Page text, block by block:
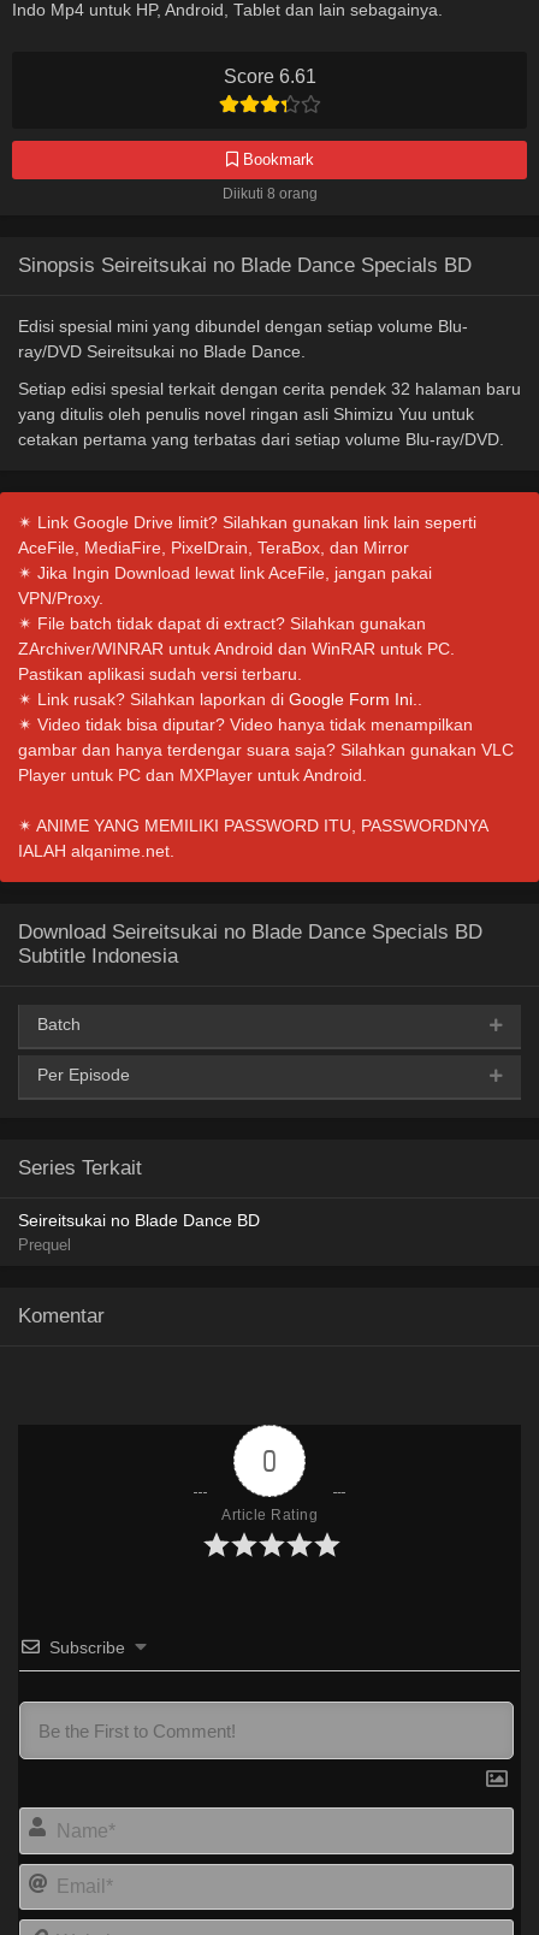
Score 6.61
Bookmark
Diikuti 8 orang
Indo Mp4 untuk HP, Android, Tablet dan lain sebagainya.
Sinopsis Seireitsukai no Blade Dance Specials BD
Edisi spesial mini yang dibundel dengan setiap volume Blu-
ray/DVD Seireitsukai no Blade Dance.
Setiap edisi spesial terkait dengan cerita pendek 32 halaman baru
yang ditulis oleh penulis novel ringan asli Shimizu Yuu untuk
cetakan pertama yang terbatas dari setiap volume Blu-ray/DVD.
✴ Link Google Drive limit? Silahkan gunakan link lain seperti
AceFile, MediaFire, PixelDrain, TeraBox, dan Mirror
✴ Jika Ingin Download lewat link AceFile, jangan pakai
VPN/Proxy.
✴ File batch tidak dapat di extract? Silahkan gunakan
ZArchiver/WINRAR untuk Android dan WinRAR untuk PC.
Pastikan aplikasi sudah versi terbaru.
✴ Link rusak? Silahkan laporkan di Google Form Ini..
✴ Video tidak bisa diputar? Video hanya tidak menampilkan
gambar dan hanya terdengar suara saja? Silahkan gunakan VLC
Player untuk PC dan MXPlayer untuk Android.
✴ ANIME YANG MEMILIKI PASSWORD ITU, PASSWORDNYA
IALAH alqanime.net.
Download Seireitsukai no Blade Dance Specials BD
Subtitle Indonesia
Batch
360p AceFile
720p AceFile MediaFire
Per Episode
Series Terkait
Seireitsukai no Blade Dance BD
Prequel
Komentar
0
Article Rating
Subscribe